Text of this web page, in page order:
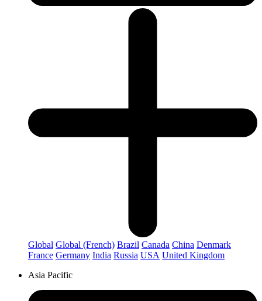
Global Global (French) Brazil Canada China Denmark
France Germany India Russia USA United Kingdom
Asia Pacific